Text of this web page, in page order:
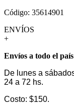
Código: 35614901
ENVÍOS
+
Envíos a todo el país
De lunes a
24 a 72 hs.
Costo: $150.